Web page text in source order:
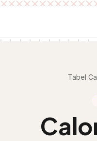
Tabel